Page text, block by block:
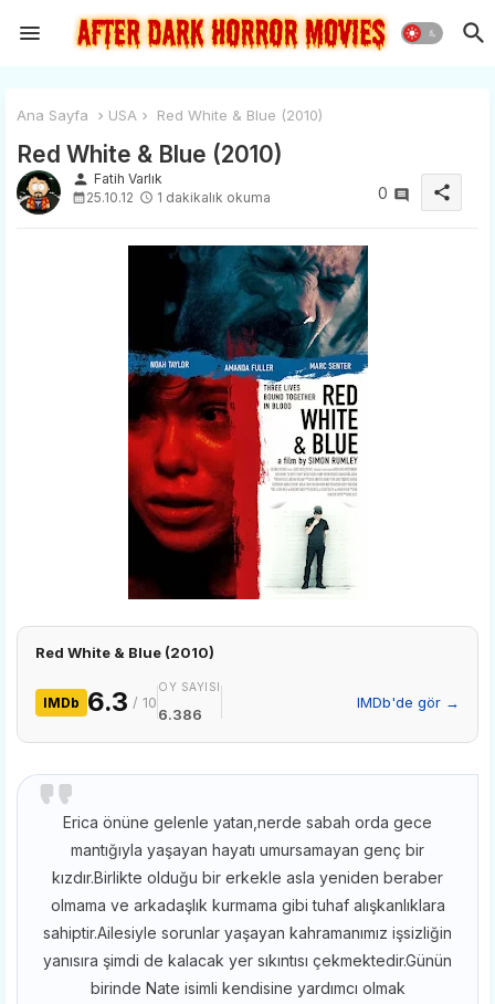
Ana Sayfa USA Red White & Blue (2010)
Red White & Blue (2010)
person Fatih Varlık
25.10.12
1 dakikalık okuma 0 share
Red White & Blue (2010)
IMDb 6.3 / 10
OY SAYISI
6.386
IMDb'de gör →
Erica önüne gelenle yatan,nerde sabah orda gece
mantığıyla yaşayan hayatı umursamayan genç bir
kızdır.Birlikte olduğu bir erkekle asla yeniden beraber
olmama ve arkadaşlık kurmama gibi tuhaf alışkanlıklara
sahiptir.Ailesiyle sorunlar yaşayan kahramanımız işsizliğin
yanısıra şimdi de kalacak yer sıkıntısı çekmektedir.Günün
birinde Nate isimli kendisine yardımcı olmak